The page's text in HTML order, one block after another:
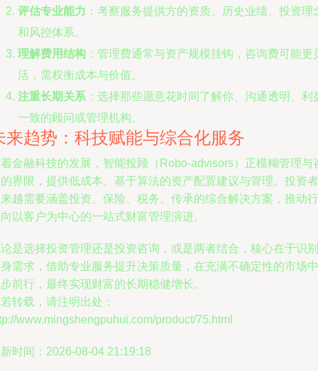
评估专业能力 ：考察服务提供方的资质、历史业绩、投资理
和风控体系。
理解费用结构 ：管理费通常与资产规模挂钩，咨询费可能更
活，需权衡成本与价值。
注重长期关系 ：选择那些愿意花时间了解你、沟通透明、利
一致的顾问或管理机构。
来趋势：科技赋能与综合化服务
金融科技的发展，智能投顾（Robo-advisors）正模糊管理与
界限，提供低成本、基于算法的资产配置建议与管理。投资者
越需要涵盖投资、保险、税务、传承的综合解决方案，推动行
以客户为中心的一站式财富管理演进。
是选择投资管理还是投资咨询，或是两者结合，核心在于识别
需求，借助专业服务提升决策质量，在充满不确定性的市场中
前行，最终实现财富的长期稳健增长。
转载，请注明出处：
www.mingshengpuhui.com/product/75.html
时间：2026-08-04 21:19:18